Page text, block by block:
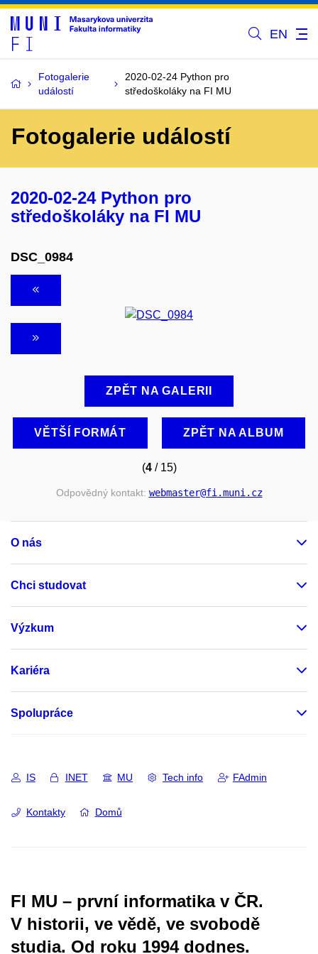
EN
Fotogalerie
událostí
2020-02-24 Python pro
středoškoláky na FI MU
Fotogalerie událostí
2020-02-24 Python pro
středoškoláky na FI MU
DSC_0984
ZPĚT NA GALERII
VĚTŠÍ FORMÁT ZPĚT NA ALBUM
(4/ 15)
Odpovědný kontakt: webmaster@fi.muni.cz
O nás
Chci studovat
Výzkum
Kariéra
Spolupráce
IS INET MU Tech info FAdmin
Kontakty Domů
FI MU – první informatika v ČR.
V historii, ve vědě, ve svobodě
studia. Od roku 1994 dodnes.